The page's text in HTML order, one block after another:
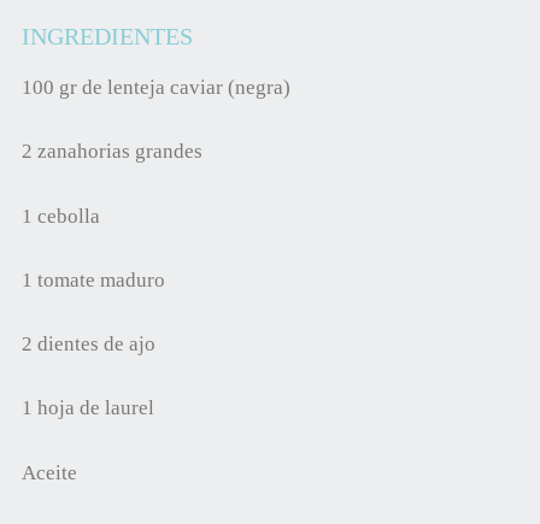
INGREDIENTES
100 gr de lenteja caviar (negra)
2 zanahorias grandes
1 cebolla
1 tomate maduro
2 dientes de ajo
1 hoja de laurel
Aceite